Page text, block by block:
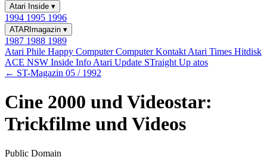
Atari Inside ▾
1994 1995 1996
ATARImagazin ▾
1987 1988 1989
Atari Phile Happy ComputerComputer Kontakt Atari Times Hitdisk
ACE NSW Inside Info Atari Update STraight Up atos
← ST-Magazin 05 / 1992
Cine 2000 und Videostar:
Trickfilme und Videos
Public Domain